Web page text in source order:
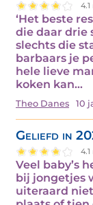
‘Het beste
die daar drie
slechts die
barbaars je
hele lieve
koken kan…
Theo Danes 10
Geliefd in
Veel baby’s
bij jongetjes
uiteraard